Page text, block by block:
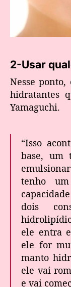
2-Usar
Nesse
hidratantes
Yamaguchi.
“Isso
base, um
tenho
dois
ele entra
ele for
manto
ele vai
e vai